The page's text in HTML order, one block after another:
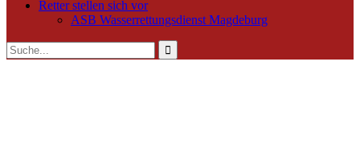
Retter stellen sich vor
ASB Wasserrettungsdienst Magdeburg